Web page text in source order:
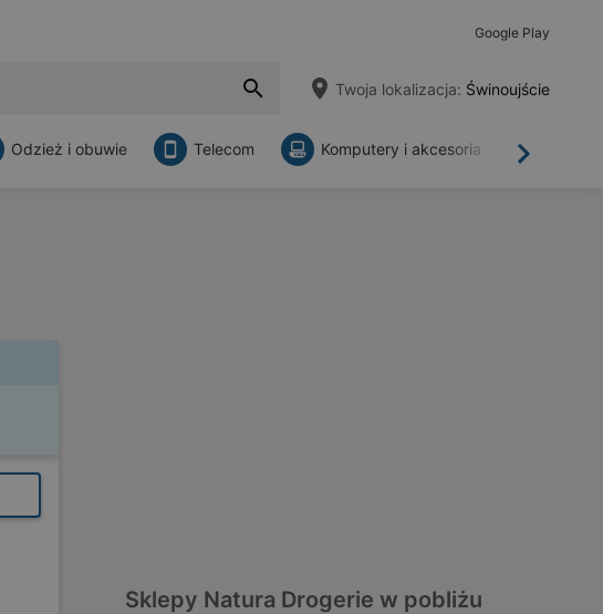
Google Play
Twoja lokalizacja: Świnoujście
Dalej
Odzież i obuwie Telecom Komputery i akcesoria
Sklepy Natura Drogerie w pobliżu